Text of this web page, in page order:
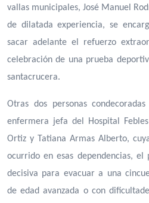
vallas municipales, José Manuel
de dilatada experiencia, se
sacar adelante el refuerzo
celebración de una prueba
santacrucera.
Otras dos personas
enfermera jefa del Hospital
Ortiz y Tatiana Armas Alberto,
ocurrido en esas dependencias,
decisiva para evacuar a una
de edad avanzada o con